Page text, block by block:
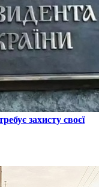
захисту своєї